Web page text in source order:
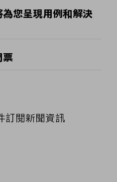
您呈現用例和解決
票
訂閱新聞資訊